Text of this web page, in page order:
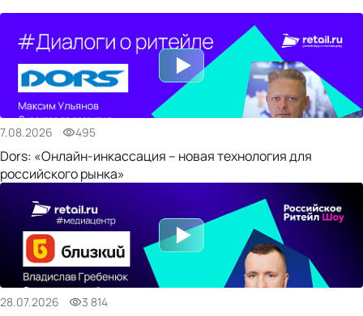
7.08.2026 495
Dors: «Онлайн-инкассация – новая технология для
российского рынка»
28.07.2026 3 814